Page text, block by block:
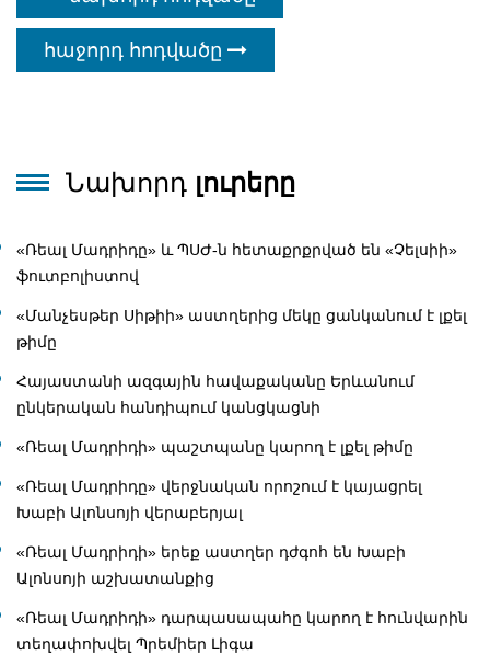
հաջորդ հոդվածը
Նախորդ լուրերը
«Ռեալ Մադրիդը» և ՊՍԺ-ն հետաքրքրված են «Չելսիի»
ֆուտբոլիստով
«Մանչեսթեր Սիթիի» աստղերից մեկը ցանկանում է լքել
թիմը
Հայաստանի ազգային հավաքականը Երևանում
ընկերական հանդիպում կանցկացնի
«Ռեալ Մադրիդի» պաշտպանը կարող է լքել թիմը
«Ռեալ Մադրիդը» վերջնական որոշում է կայացրել
Խաբի Ալոնսոյի վերաբերյալ
«Ռեալ Մադրիդի» երեք աստղեր դժգոհ են Խաբի
Ալոնսոյի աշխատանքից
«Ռեալ Մադրիդի» դարպասապահը կարող է հունվարին
տեղափոխվել Պրեմիեր Լիգա